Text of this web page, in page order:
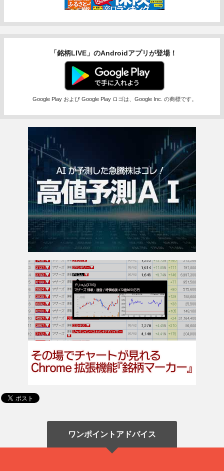
「銘柄LIVE」のAndroidアプリが登場！
Google Play および Google Play ロゴは、Google Inc. の商標です。
ワンポイントアドバイス